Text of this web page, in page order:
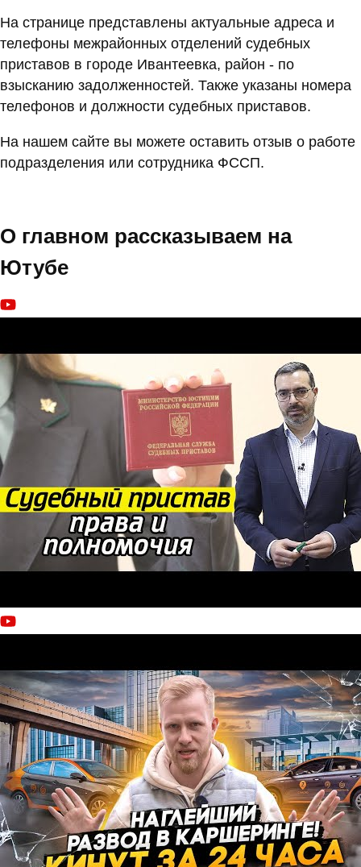
На странице представлены актуальные адреса и
телефоны межрайонных отделений судебных
приставов в городе Ивантеевка, район - по
взысканию задолженностей. Также указаны номера
телефонов и должности судебных приставов.
На нашем сайте вы можете оставить отзыв о работе
подразделения или сотрудника ФССП.
О главном рассказываем на
Ютубе